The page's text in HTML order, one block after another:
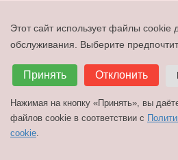
Операции, команда и обучение
Правовые и комплаенс-задачи
Производительность и
Этот сайт использует файлы cookie
обслуживания. Выберите
Принять Отклонить
Нажимая на кнопку «Принять», вы
файлов cookie в соответствии с
cookie.